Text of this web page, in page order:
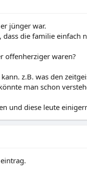
jünger war.
die familie einfach
offenherziger waren?
z.B. was den
man schon
und diese leute